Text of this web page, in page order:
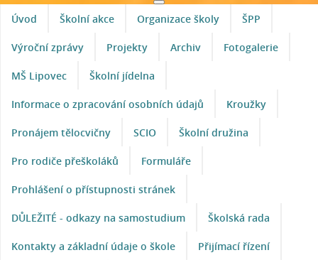
Úvod Školní akce Organizace školy ŠPP
Výroční zprávy Projekty Archiv Fotogalerie
MŠ Lipovec Školní jídelna
Informace o zpracování osobních údajů Kroužky
Pronájem tělocvičny SCIO Školní družina
Pro rodiče přeškoláků Formuláře
Prohlášení o přístupnosti stránek
DŮLEŽITÉ - odkazy na samostudium Školská rada
Kontakty a základní údaje o škole Přijímací řízení